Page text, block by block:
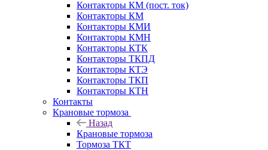
Контакторы КМ (пост. ток)
Контакторы КМ
Контакторы КМИ
Контакторы КМН
Контакторы КТК
Контакторы ТКПД
Контакторы КТЭ
Контакторы ТКП
Контакторы КТН
Контакты
Крановые тормоза
Назад
Крановые тормоза
Тормоза ТКТ